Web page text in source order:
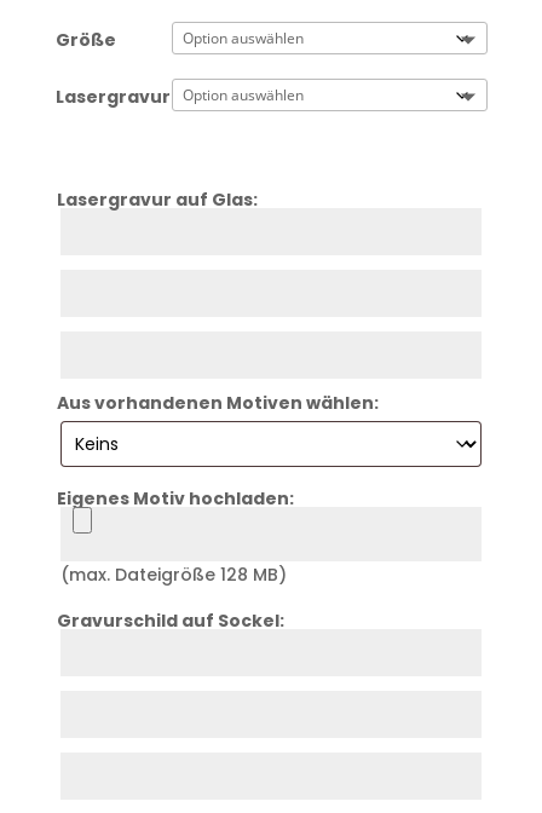
Größe
Lasergravur
Lasergravur auf Glas:
Aus vorhandenen Motiven wählen:
Eigenes Motiv hochladen:
Logo
(max. Dateigröße 128 MB)
Gravurschild auf Sockel: